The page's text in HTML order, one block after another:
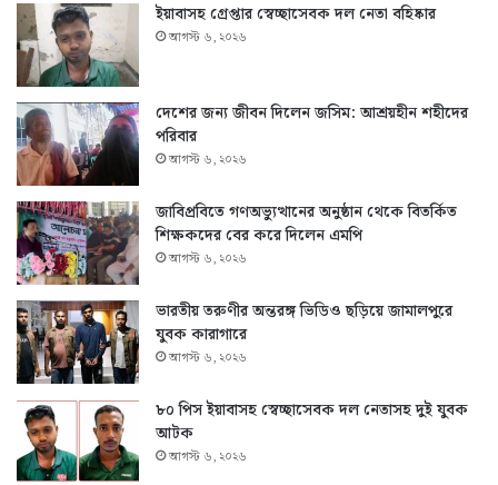
ইয়াবাসহ গ্রেপ্তার স্বেচ্ছাসেবক দল নেতা বহিষ্কার
আগস্ট ৬, ২০২৬
দেশের জন্য জীবন দিলেন জসিম: আশ্রয়হীন শহীদের
পরিবার
আগস্ট ৬, ২০২৬
জাবিপ্রবিতে গণঅভ্যুত্থানের অনুষ্ঠান থেকে বিতর্কিত
শিক্ষকদের বের করে দিলেন এমপি
আগস্ট ৬, ২০২৬
ভারতীয় তরুণীর অন্তরঙ্গ ভিডিও ছড়িয়ে জামালপুরে
যুবক কারাগারে
আগস্ট ৬, ২০২৬
৮০ পিস ইয়াবাসহ স্বেচ্ছাসেবক দল নেতাসহ দুই যুবক
আটক
আগস্ট ৬, ২০২৬